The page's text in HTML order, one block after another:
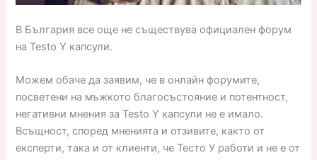
В България все още не съществува официален форум
на Testo Y капсули.
Можем обаче да заявим, че в онлайн форумите,
посветени на мъжкото благосъстояние и потентност,
негативни мнения за Testo Y капсули не е имало.
Всъщност, според мненията и отзивите, както от
експерти, така и от клиенти, че Тесто У работи и не е от